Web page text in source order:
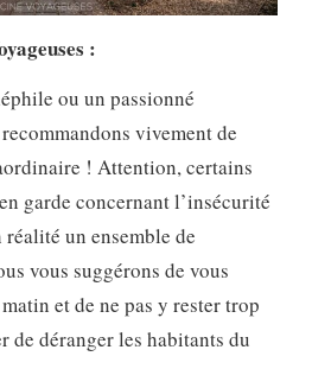
:
ou un passionné
vivement de
! Attention, certains
garde concernant l’insécurité
un ensemble de
vous suggérons de vous
et de ne pas y rester trop
de déranger les habitants du